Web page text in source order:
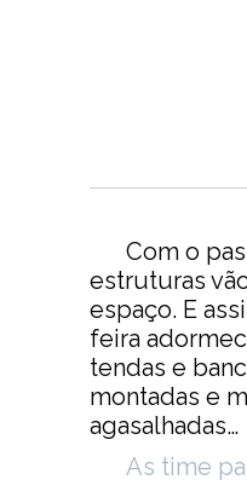
Com o
estruturas
espaço. E
feira
tendas e
montadas e
agasalhadas…
As time